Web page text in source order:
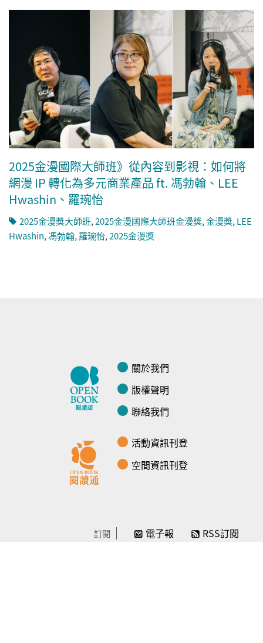
2025金漫國際大師班》從內容到影視：如何將
網漫 IP 轉化為多元商業產品 ft. 馮勃翰、LEE
Hwashin、羅琬怡
2025金漫獎大師班,2025金漫國際大師班金漫獎,金漫獎, LEE
Hwashin,馮勃翰, 羅琬怡,2025金漫獎
關於我們
版權聲明
聯絡我們
活動資訊刊登
空間資訊刊登
訂閱 電子報 RSS訂閱